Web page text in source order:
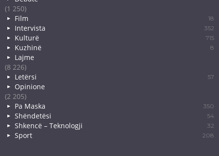
(1 250)
Film
18
Intervista 352
Kulturë 715
Kuzhinë 8
Lajme
(8 226)
Letërsi
57
Opinione
(2 205)
Pa Maska
350
Shëndetësi 54
Shkencë – Teknologji 32
Sport 208